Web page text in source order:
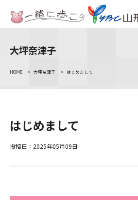
News
アナウンサー
大坪奈津子
HOME > 大坪奈津子 > はじめまして
はじめまして
投稿日：2025年05月09日